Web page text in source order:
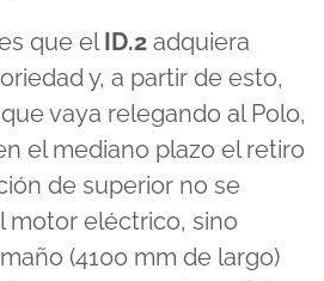
que elID.2 adquiera
y, a partir de esto,
vaya relegando al Polo,
el mediano plazo el retiro
de superior no se
motor eléctrico, sino
(4100 mm de largo)